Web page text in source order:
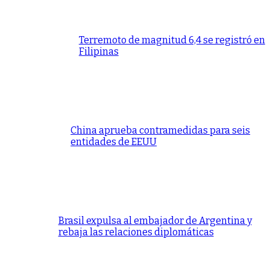
Terremoto de magnitud 6,4 se registró en
Filipinas
China aprueba contramedidas para seis
entidades de EEUU
Brasil expulsa al embajador de Argentina y
rebaja las relaciones diplomáticas